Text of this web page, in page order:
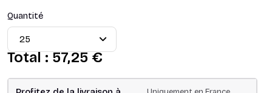
Quantité
Total : 57,25 €